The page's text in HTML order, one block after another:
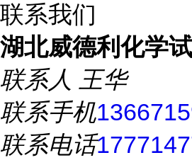
联系我们
湖北威德利化学
联系人 王华
联系手机
联系电话